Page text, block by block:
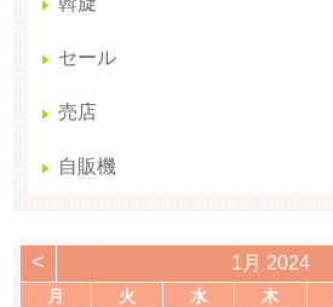
セール
売店
自販機
< 1月 2024
月 火 水 木